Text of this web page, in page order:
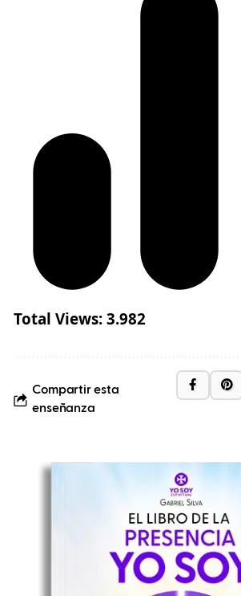
Total Views:3.982
Compartir esta
enseñanza